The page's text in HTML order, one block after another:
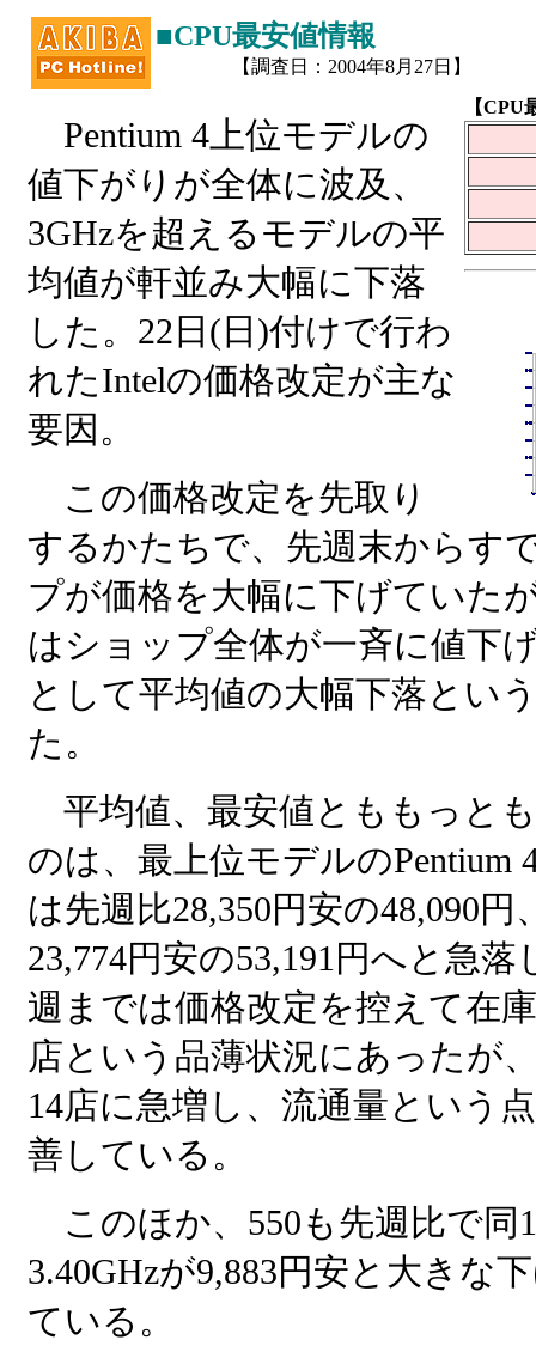
■CPU最安値情報
【調査日：2004年8月27日】
【
Pentium 4上位モデルの
値下がりが全体に波及、
3GHzを超えるモデルの平
均値が軒並み大幅に下落
した。22日(日)付けで行わ
れたIntelの価格改定が主な
要因。
この価格改定を先取り
するかたちで、先週末からす
プが価格を大幅に下げていた
はショップ全体が一斉に値下
として平均値の大幅下落とい
た。
平均値、最安値とももっと
のは、最上位モデルのPentium
は先週比28,350円安の48,090円
23,774円安の53,191円へと急
週までは価格改定を控えて在
店という品薄状況にあったが
14店に急増し、流通量という
善している。
このほか、550も先週比で同
3.40GHzが9,883円安と大きな
ている。